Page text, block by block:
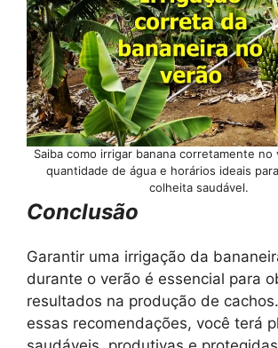
Saiba como irrigar banana corretamente no
quantidade de água e horários ideais
colheita saudável.
Conclusão
Garantir uma irrigação da
durante o verão é essencial para
resultados na produção de
essas recomendações, você terá